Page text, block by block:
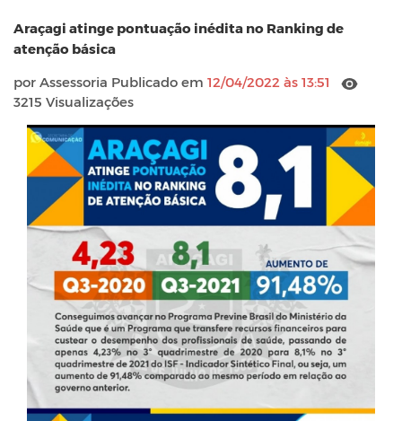
Araçagi atinge pontuação inédita no Ranking de
atenção básica
por Assessoria Publicado em 12/04/2022 às 13:51
3215 Visualizações